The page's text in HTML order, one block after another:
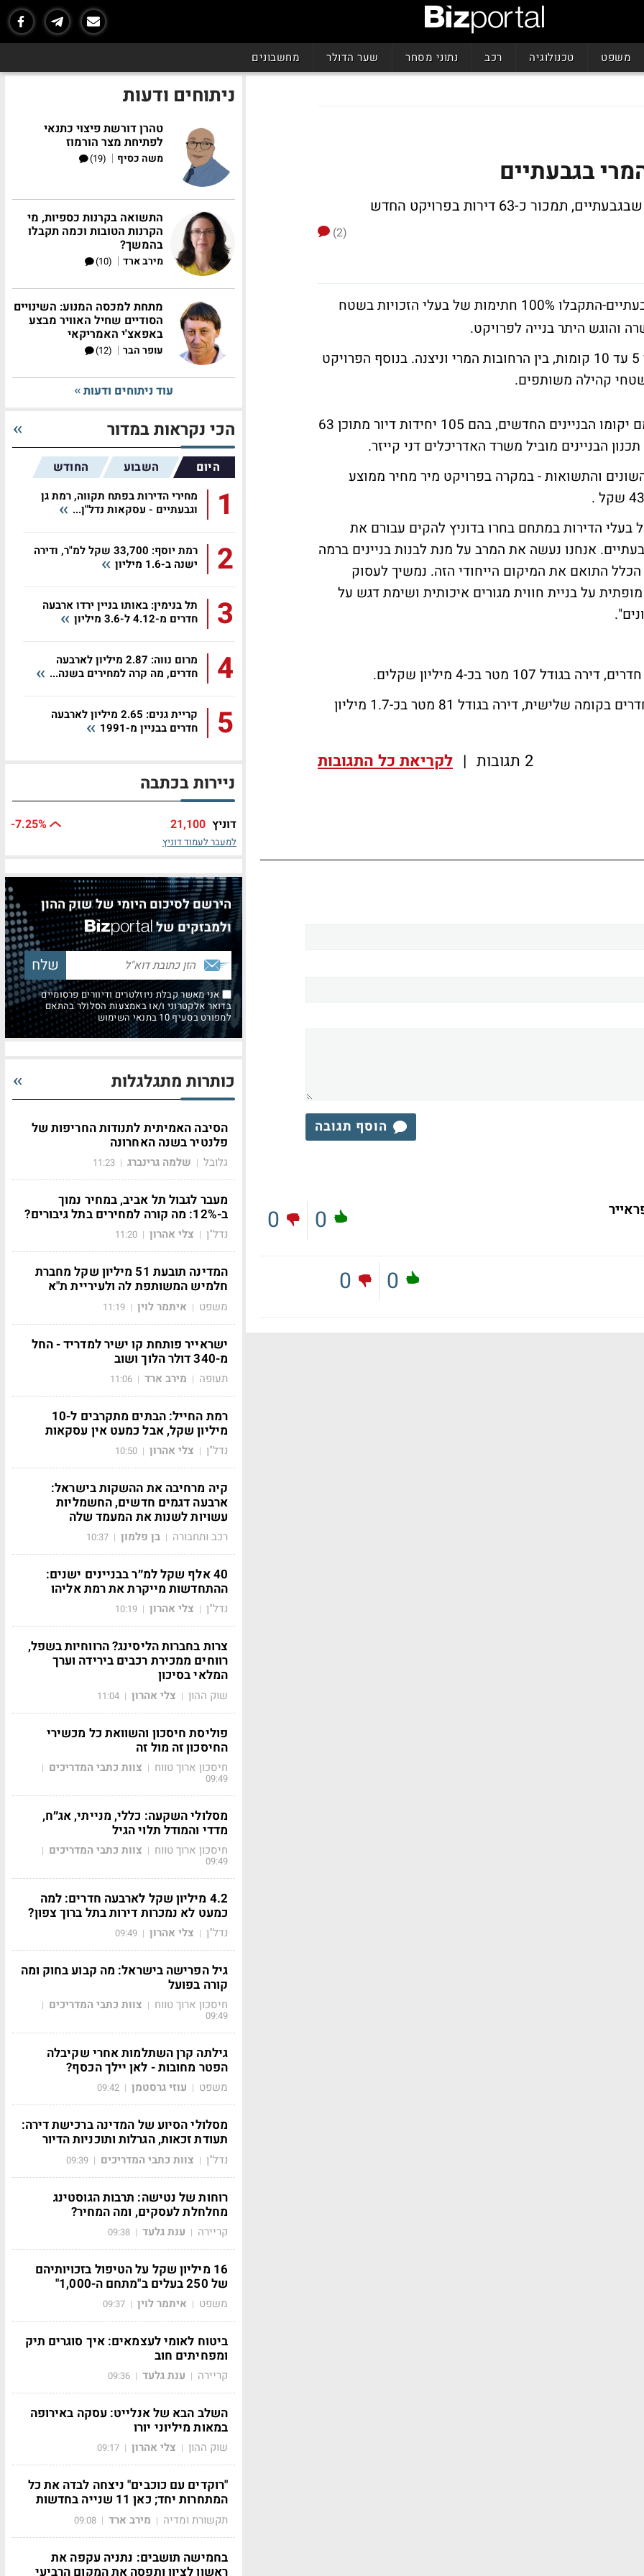
משפט טכנולוגיה רכב נתוני מסחר שער הדולר מחשבונים
בגבעתיים
כ-63 דירות בפרויקט החדש
(2)
מתקדמת בפרויקט המרי בגבעתיים-התקבלו 100% חתימות של בעלי הזכויות בשטח
והוגש היתר בנייה לפרויקט.
במסגרת הפרויקט ייבנו 4 בניינים חדשים, בני 5 עד 10 קומות, בין הרחובות המרי וניצנה. בנוסף הפרויקט
קהילה משותפים.
יהרסו 7 בניינים, בהם 42 יחידות דיור ובמקומם יקומו הבניינים החדשים, בהם 105 יחידות דיור מתוכן 63
והתשואות - במקרה בפרויקט מיר מחיר ממוצע
הדירות במתחם בחרו בדוניץ להקים עבורם את
אנחנו נעשה את המרב על מנת לבנות בניינים ברמה
הכלל התואם את המיקום הייחודי הזה. נמשיך לעסוק
על בניית חווית מגורים איכותית ושימת דגש על
ברחוב יעקב פינברג נמכרה באוגוסט דירה 3 חדרים בקומה שלישית, דירה בגודל 81 מטר בכ-1.7 מיליון
2 תגובות | לקריאת כל התגובות
הוסף תגובה
0
0
0
0
ניתוחים ודעות
טהרן דורשת פיצוי כתנאי
לפתיחת מצר הורמוז
משה כסיף |
(19)
התשואה בקרנות כספיות, מי
הקרנות הטובות וכמה תקבלו
בהמשך?
מירב ארד |
(10)
מתחת למכסה המנוע: השינויים
הסודיים שחיל האוויר מבצע
באפאצ'י האמריקאי
עופר הבר |
(12)
עוד ניתוחים ודעות
הכי נקראות במדור
היום השבוע החודש
1
מחירי הדירות בפתח תקווה, רמת גן
וגבעתיים - עסקאות נדל"ן...
2
רמת יוסף: 33,700 שקל למ"ר, ודירה
ישנה ב-1.6 מיליון
3
תל בנימין: באותו בניין ירדו ארבעה
חדרים מ-4.12 ל-3.6 מיליון
4
מרום נווה: 2.87 מיליון לארבעה
חדרים, מה קרה למחירים בשנה...
5
קריית גנים: 2.65 מיליון לארבעה
חדרים בבניין מ-1991
ניירות בכתבה
דוניץ 21,100
-7.25%
למעבר לעמוד דוניץ
הירשם לסיכום היומי של שוק ההון
ולמבזקים של
אני מאשר קבלת ניוזלטרים ודיוורים פרסומיים
בדואר אלקטרוני ו/או באמצעות הסלולר בהתאם
למפורט בסעיף 10 בתנאי השימוש
כותרות מתגלגלות
הסיבה האמיתית לתנודות החריפות של
פלנטיר בשנה האחרונה
גלובל | שלמה גרינברג |
11:23
מעבר לגבול תל אביב, במחיר נמוך
ב-12%: מה קורה למחירים בתל גיבורים?
נדל"ן | צלי אהרון |
11:20
המדינה תובעת 51 מיליון שקל מחברת
חלמיש המשותפת לה ולעיריית ת"א
משפט | איתמר לוין |
11:19
ישראייר פותחת קו ישיר למדריד - החל
מ-340 דולר הלוך ושוב
תעופה | מירב ארד |
11:06
רמת החייל: הבתים מתקרבים ל-10
מיליון שקל, אבל כמעט אין עסקאות
נדל"ן | צלי אהרון |
10:50
קיה מרחיבה את ההשקות בישראל:
ארבעה דגמים חדשים, החשמליות
עשויות לשנות את המעמד שלה
רכב ותחבורה | בן פלמון |
10:37
40 אלף שקל למ״ר בבניינים ישנים:
ההתחדשות מייקרת את רמת אליהו
נדל"ן | צלי אהרון |
10:19
צרות בחברות הליסינג? הרווחיות בשפל,
רווחים ממכירת רכבים בירידה וערך
המלאי בסיכון
שוק ההון | צלי אהרון |
11:04
פוליסת חיסכון והשוואת כל מכשירי
החיסכון זה מול זה
חיסכון ארוך טווח | צוות כתבי המדריכים |
09:49
מסלולי השקעה: כללי, מנייתי, אג״ח,
מדדי והמודל תלוי הגיל
חיסכון ארוך טווח | צוות כתבי המדריכים |
09:49
4.2 מיליון שקל לארבעה חדרים: למה
כמעט לא נמכרות דירות בתל ברוך צפון?
נדל"ן | צלי אהרון |
09:49
גיל הפרישה בישראל: מה קבוע בחוק ומה
קורה בפועל
חיסכון ארוך טווח | צוות כתבי המדריכים |
09:49
גילתה קרן השתלמות אחרי שקיבלה
הפטר מחובות - לאן יילך הכסף?
משפט | עוזי גרסטמן |
09:42
מסלולי הסיוע של המדינה ברכישת דירה:
תעודת זכאות, הגרלות ותוכניות הדיור
נדל"ן | צוות כתבי המדריכים |
09:39
רוחות של נטישה: תרבות הגוסטינג
מחלחלת לעסקים, ומה המחיר?
קריירה | ענת גלעד |
09:38
16 מיליון שקל על הטיפול בזכויותיהם
של 250 בעלים ב"מתחם ה-1,000"
משפט | איתמר לוין |
09:37
ביטוח לאומי לעצמאים: איך סוגרים תיק
ומפחיתים חוב
קריירה | ענת גלעד |
09:36
השלב הבא של אנלייט: עסקה באירופה
במאות מיליוני יורו
שוק ההון | צלי אהרון |
09:17
"רוקדים עם כוכבים" ניצחה לבדה את כל
המתחרות יחד; כאן 11 שנייה בחדשות
תקשורת ומדיה | מירב ארד |
09:08
בחמישה תושבים: נתניה עקפה את
ראשון לציון ותפסה את המקום הרביעי